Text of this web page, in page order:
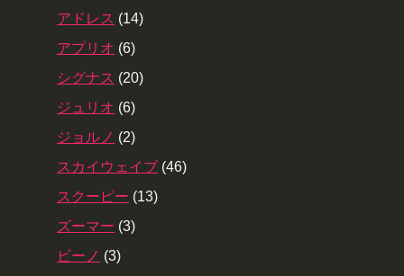
アドレス (14)
アプリオ (6)
シグナス (20)
ジュリオ (6)
ジョルノ (2)
スカイウェイブ (46)
スクーピー (13)
ズーマー (3)
ビーノ (3)